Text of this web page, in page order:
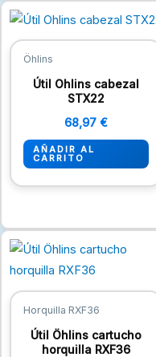
Öhlins
Útil Ohlins cabezal
STX22
68,97 €
AÑADIR AL
CARRITO
Horquilla RXF36
Útil Öhlins cartucho
horquilla RXF36